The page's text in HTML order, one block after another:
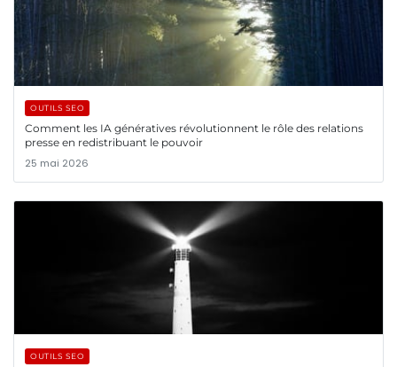
OUTILS SEO
Comment les IA génératives révolutionnent le rôle des relations
presse en redistribuant le pouvoir
25 mai 2026
OUTILS SEO